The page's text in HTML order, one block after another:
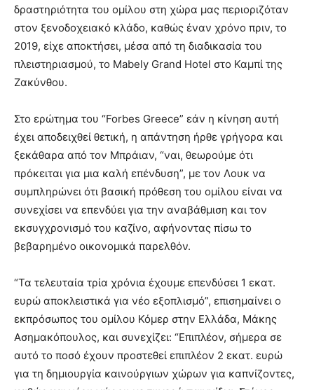
δραστηριότητα του ομίλου στη χώρα μας περιοριζόταν
στον ξενοδοχειακό κλάδο, καθώς έναν χρόνο πριν, το
2019, είχε αποκτήσει, μέσα από τη διαδικασία του
πλειστηριασμού, το Mabely Grand Hotel στο Καμπί της
Ζακύνθου.
Στο ερώτημα του “Forbes Greece” εάν η κίνηση αυτή
έχει αποδειχθεί θετική, η απάντηση ήρθε γρήγορα και
ξεκάθαρα από τον Μπράιαν, “ναι, θεωρούμε ότι
πρόκειται για μια καλή επένδυση”, με τον Λουκ να
συμπληρώνει ότι βασική πρόθεση του ομίλου είναι να
συνεχίσει να επενδύει για την αναβάθμιση και τον
εκσυγχρονισμό του καζίνο, αφήνοντας πίσω το
βεβαρημένο οικονομικά παρελθόν.
“Τα τελευταία τρία χρόνια έχουμε επενδύσει 1 εκατ.
ευρώ αποκλειστικά για νέο εξοπλισμό”, επισημαίνει ο
εκπρόσωπος του ομίλου Κόμερ στην Ελλάδα, Μάκης
Ασημακόπουλος, και συνεχίζει: “Επιπλέον, σήμερα σε
αυτό το ποσό έχουν προστεθεί επιπλέον 2 εκατ. ευρώ
για τη δημιουργία καινούργιων χώρων για καπνίζοντες,